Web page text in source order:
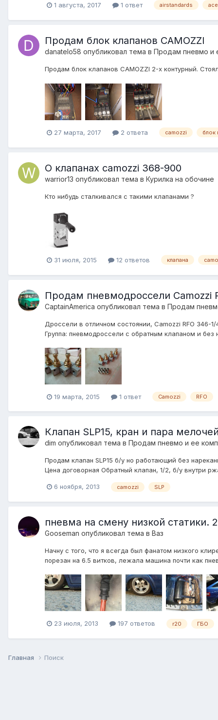
1 августа, 2017 1 ответ airstandards
Продам блок клапанов CAMOZZI
danatelo58 опубликовал тема в Продам пневмо и
Продам блок клапанов CAMOZZI 2-х контурный.
27 марта, 2017 2 ответа camozzi блок
О клапанах camozzi 368-900
warrior13 опубликовал тема в Курилка на обочине
Кто нибудь сталкивался с такими клапанами ?
31 июля, 2015 12 ответов клапана
Продам пневмодроссели Camozzi
CaptainAmerica опубликовал тема в Продам
Дроссели в отличном состоянии, Camozzi RFO 346-
Группа: пневмодроссели с обратным клапаном и без
19 марта, 2015 1 ответ Camozzi RFO
Клапан SLP15, кран и пара
dim опубликовал тема в Продам пневмо и ее
Продам клапан SLP15 б/у но работающий без
Цена договорная Обратный клапан, 1/2, б/у внутри
6 ноября, 2013 camozzi SLP
пневма на смену низкой статики.
Gooseman опубликовал тема в Ваз
Начну с того, что я всегда был фанатом низкого
порезан на 6.5 витков, лежала машина почти как
23 июля, 2013 197 ответов r20 ГБО
Главная Поиск